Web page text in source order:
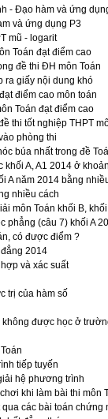
- Đạo hàm và ứng
và ứng dụng P3
mũ - logarit
Toán đạt điểm cao
đề thi ĐH môn Toán
ra giấy nội dung khó
điểm cao môn toán
Toán đạt điểm cao
thi tốt nghiệp THPT
phòng thi
búa nhất trong đề
khối A, A1 2014 ở
A năm 2014 bằng
nhiều cách
môn Toán khối B,
phẳng (câu 7) khối A
có được điểm ?
2014
và xác suất
trị của hàm số
không được học ở
tiếp tuyến
hệ phương trình
khi làm bài thi môn
các bài toán chứng